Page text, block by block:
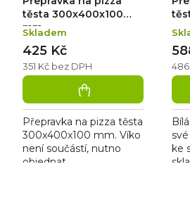
těsta 300x400x100
mm
Skladem
351 Kč bez DPH
425 Kč
Přepravka na pizza těsta
300x400x100 mm. Víko
není součástí, nutno
objednat
ke